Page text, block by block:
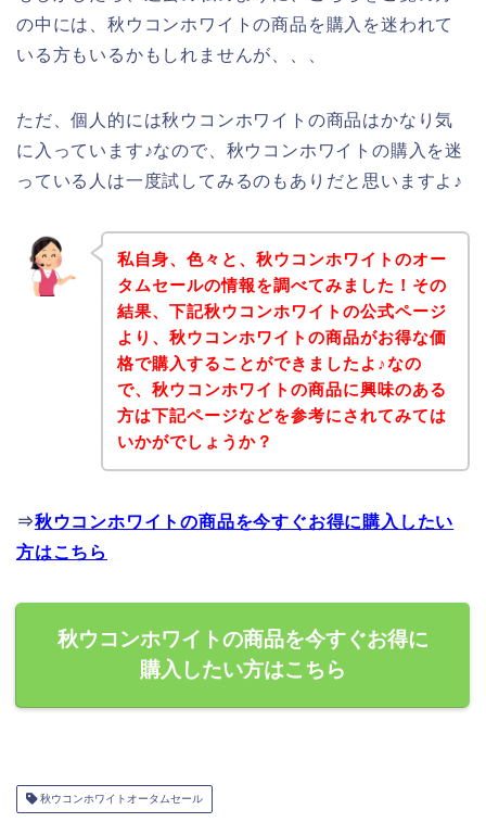
の中には、秋ウコンホワイトの商品を購入を迷われて
いる方もいるかもしれませんが、、、
ただ、個人的には秋ウコンホワイトの商品はかなり気
に入っています♪なので、秋ウコンホワイトの購入を迷
っている人は一度試してみるのもありだと思いますよ♪
私自身、色々と、秋ウコンホワイトのオー
タムセールの情報を調べてみました！その
結果、下記秋ウコンホワイトの公式ページ
より、秋ウコンホワイトの商品がお得な価
格で購入することができましたよ♪なの
で、秋ウコンホワイトの商品に興味のある
方は下記ページなどを参考にされてみては
いかがでしょうか？
⇒秋ウコンホワイトの商品を今すぐお得に購入したい
方はこちら
秋ウコンホワイトの商品を今すぐお得に
購入したい方はこちら
秋ウコンホワイトオータムセール